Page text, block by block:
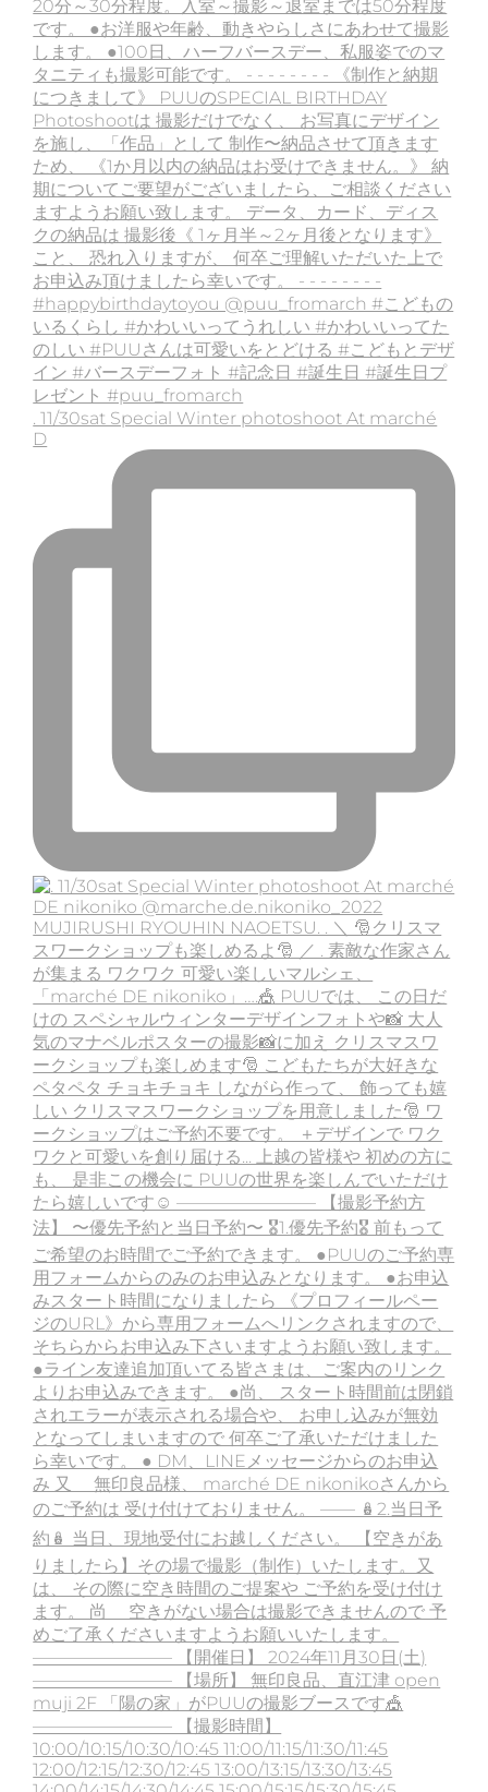
. 11/30sat Special Winter photoshoot At marché
D